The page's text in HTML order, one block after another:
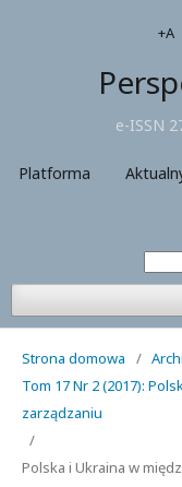
e-ISSN
Platforma
+A
Strona domowa /
Tom 17 Nr 2 (2017):
zarządzaniu
/
Polska i Ukraina w